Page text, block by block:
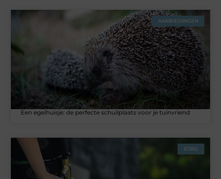
AANBIEDINGEN
Een egelhuisje: de perfecte schuilplaats voor je tuinvriend
ZORG